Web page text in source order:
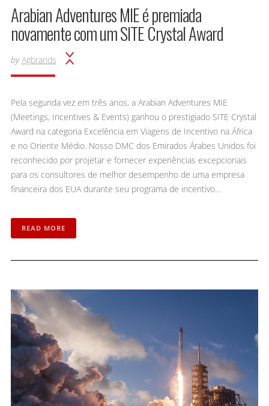
Arabian Adventures MIE é premiada
novamente com um SITE Crystal Award
by Agbrands
Pela segunda vez em três anos, a Arabian Adventures MIE
(Meetings, Incentives & Events) ganhou o prestigiado SITE Crystal
Award na categoria Excelência em Viagens de Incentivo na África
e no Oriente Médio. Nosso DMC dos Emirados Árabes Unidos foi
reconhecido por projetar e fornecer experiências excepcionais
para os consultores de melhor desempenho de uma empresa
financeira dos EUA durante seu programa de incentivo…
READ MORE